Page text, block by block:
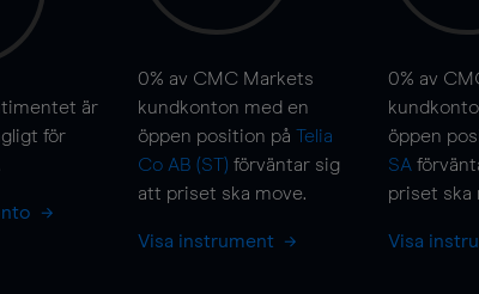
är
för
0% av CMC Markets
kundkonton med en
öppen position på Telia
Co AB (ST) förväntar sig
att priset ska move.
Visa instrument
0% av
öppen
SA
priset ska
Visa